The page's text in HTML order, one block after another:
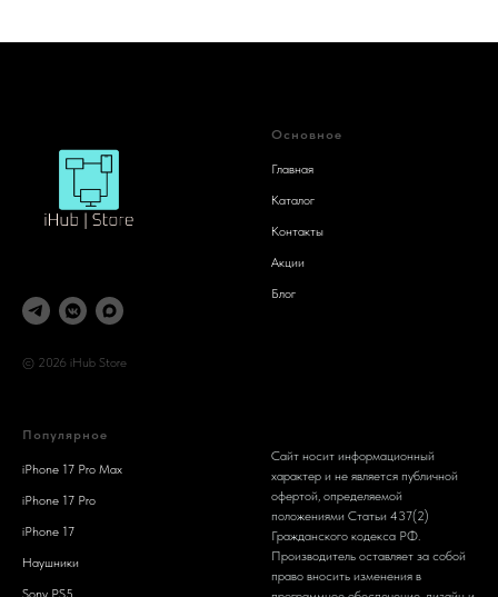
© 2026 iHub Store
Основное
Главная
Каталог
Контакты
Акции
Блог
Популярное
iPhone 17 Pro Max
iPhone 17 Pro
iPhone 17
Наушники
Sony PS5
Сайт носит информационный
характер и не является публичной
офертой, определяемой
положениями Статьи 437(2)
Гражданского кодекса РФ.
Производитель оставляет за собой
право вносить изменения в